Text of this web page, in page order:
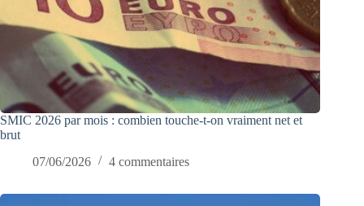
SMIC 2026 par mois : combien touche-t-on vraiment net et
brut
07/06/2026
4 commentaires